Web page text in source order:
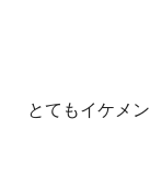
とてもイケメ